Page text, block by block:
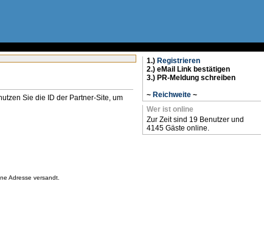
Sie die ID der Partner-Site, um
Adresse versandt.
1.) Registrieren
2.) eMail Link bestätigen
3.) PR-Meldung schreiben
~ Reichweite ~
Wer ist online
Zur Zeit sind 19 Benutzer und
4145 Gäste online.